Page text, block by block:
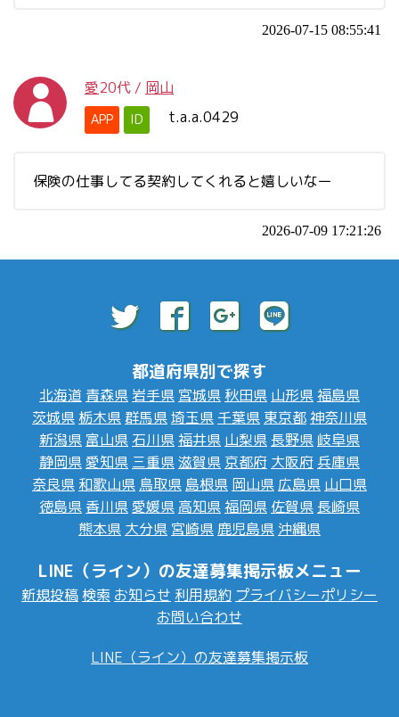
2026-07-15 08:55:41
愛20代 / 岡山
APP ID t.a.a.0429
保険の仕事してる契約してくれると嬉しいなー
2026-07-09 17:21:26
都道府県別で探す
北海道 青森県 岩手県 宮城県 秋田県 山形県福島県
茨城県 栃木県群馬県埼玉県 千葉県 東京都神奈川県
新潟県 富山県 石川県福井県 山梨県 長野県 岐阜県
静岡県愛知県 三重県滋賀県 京都府 大阪府 兵庫県
奈良県 和歌山県 鳥取県 島根県 岡山県 広島県 山口県
徳島県 香川県愛媛県 高知県福岡県 佐賀県 長崎県
熊本県 大分県 宮崎県 鹿児島県 沖縄県
LINE（ライン）の友達募集掲示板メニュー
新規投稿 検索 お知らせ 利用規約 プライバシーポリシー
お問い合わせ
LINE（ライン）の友達募集掲示板